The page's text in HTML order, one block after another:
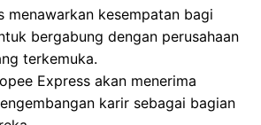
menawarkan kesempatan bagi
bergabung dengan perusahaan
terkemuka.
Express akan menerima
karir sebagai bagian